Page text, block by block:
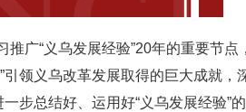
“义乌发展经验”20年的重要节点，
领义乌改革发展取得的巨大成就，
步总结好、运用好“义乌发展经验”的